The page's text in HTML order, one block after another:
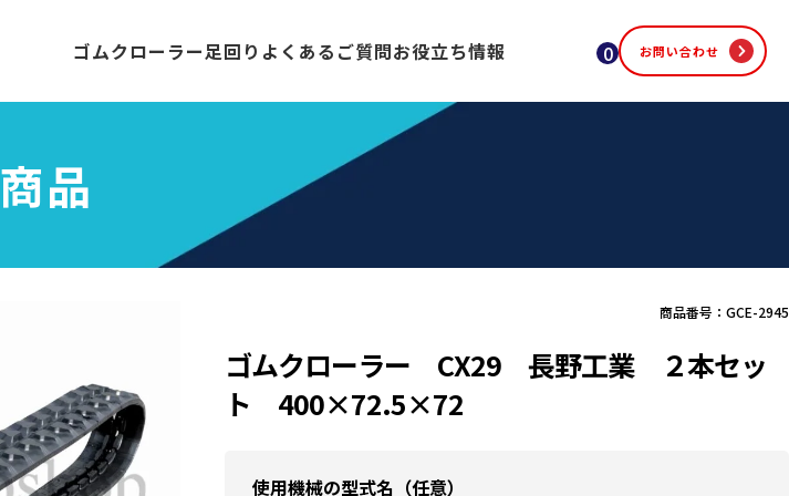
ゴムクローラー足回り よくあるご質問お役立ち情報 0 お問い合わせ
商品
商品番号：GCE-2945
ゴムクローラー CX29 長野工業 ２本セッ
ト 400×72.5×72
使用機械の型式名（任意）